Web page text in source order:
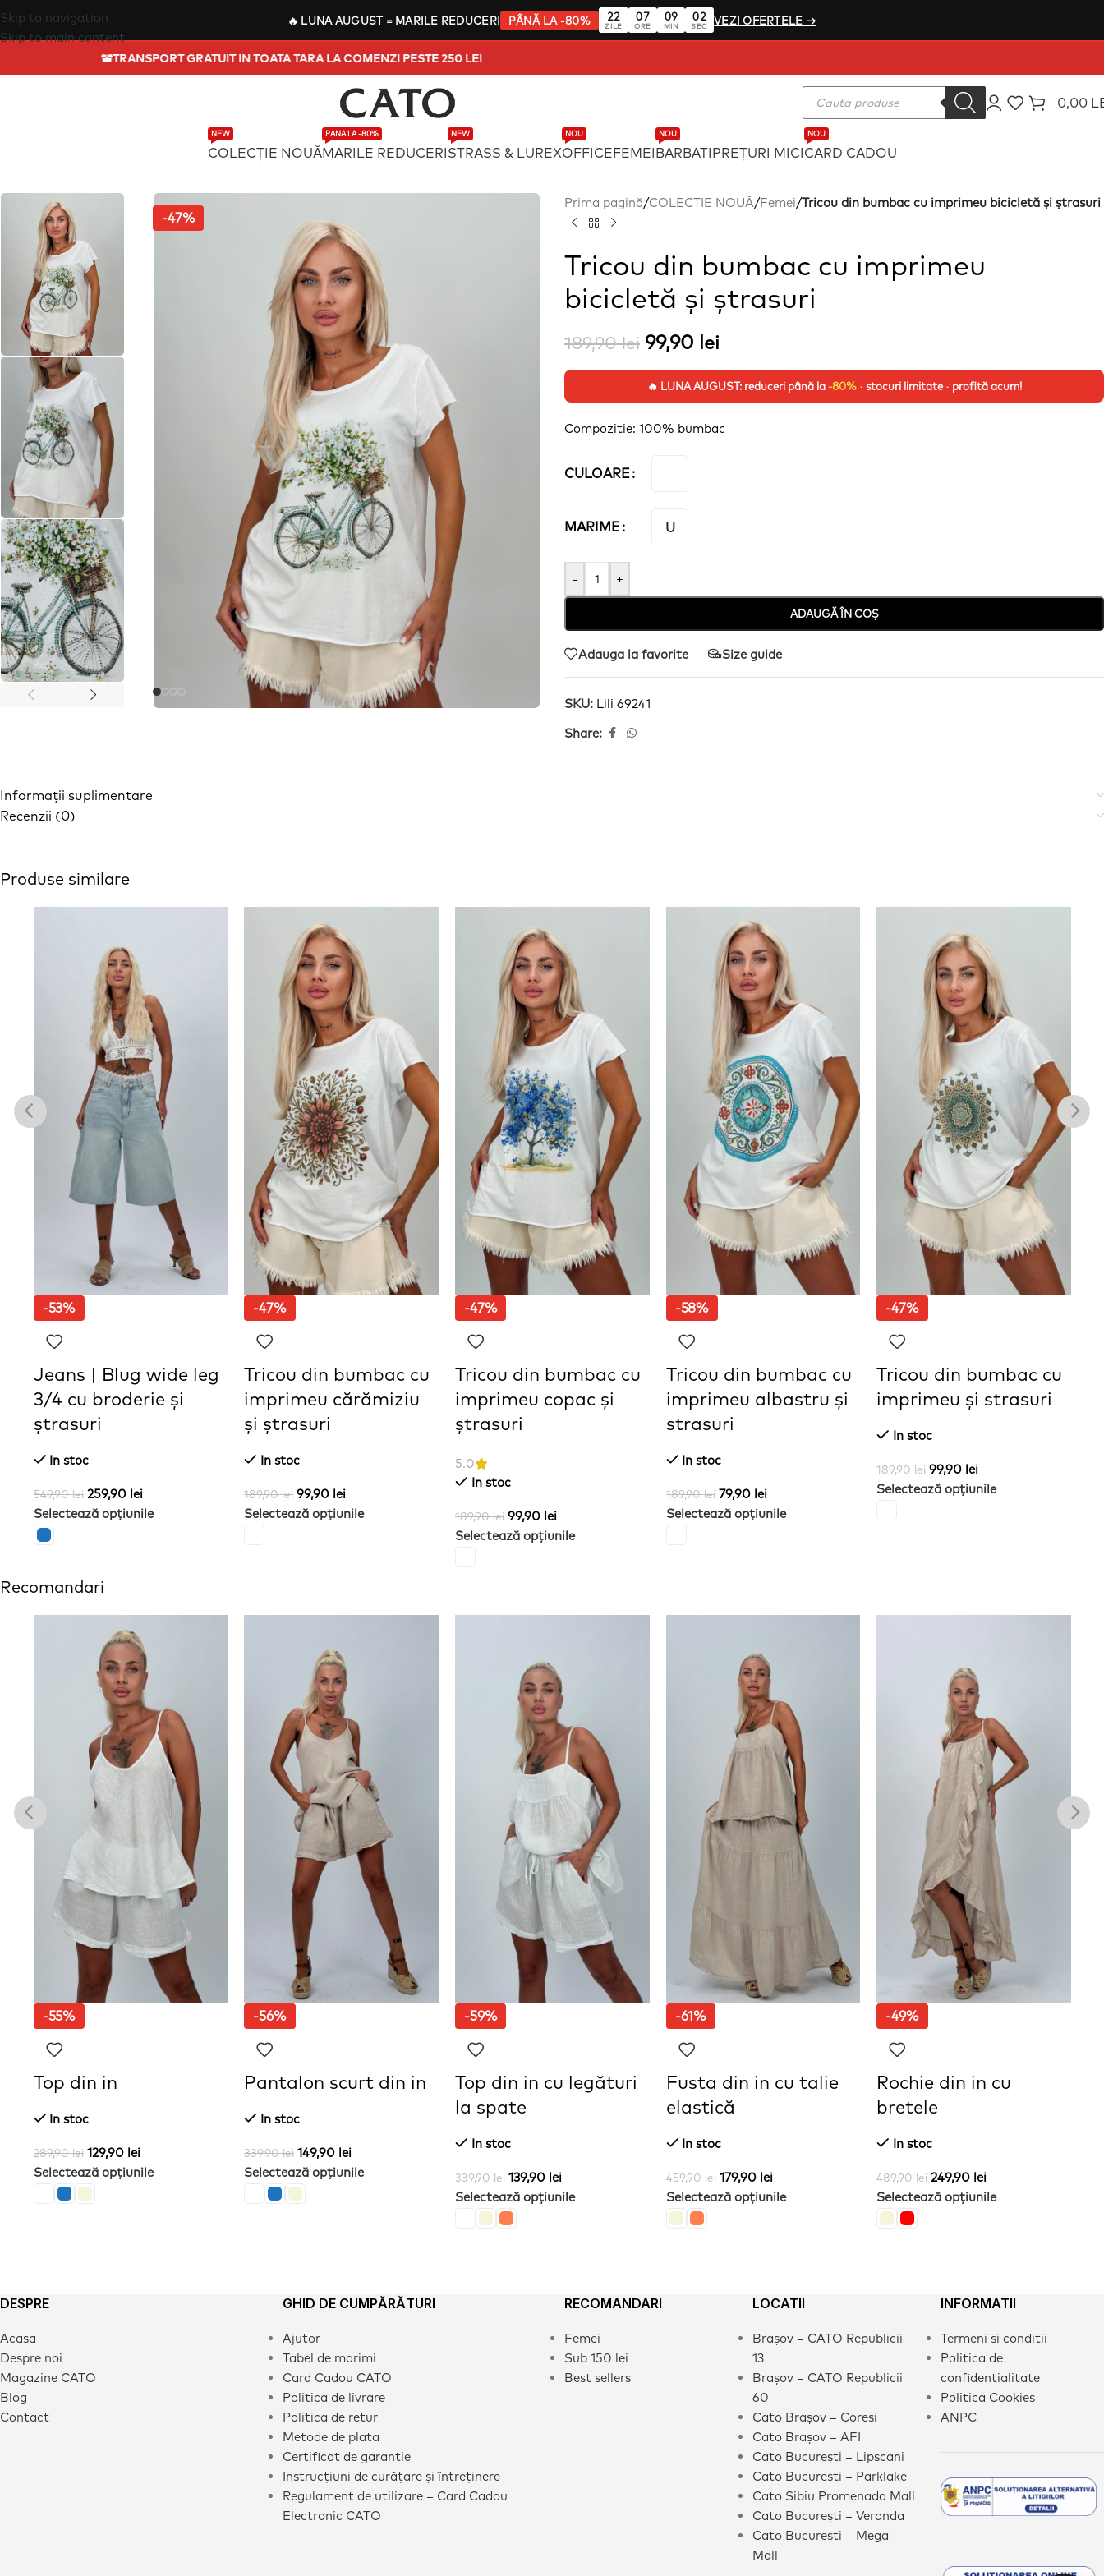
🔥 LUNA AUGUST= MARILE REDUCERI PÂNĂ LA -80% 22
ZILE
07
ORE
09
MIN
01
SEC VEZI OFERTELE →
Skip to navigation
Skip to main content
TRANSPORT GRATUIT IN TOATA TARA LA COMENZI PESTE 250 LEI
0,00
COLECȚIE NOUĂ
NEW
MARILE REDUCERI
PANA LA -80%
STRASS & LUREX
NEW
OFFICE
NOU
FEMEIBARBATI
NOU
PREȚURI MICICARD CADOU
NOU
-47%
Prima pagină/COLECȚIE NOUĂ/Femei/Tricou din bumbac cu imprimeu bicicletă și ștrasuri
Tricou din bumbac cu imprimeu
bicicletă și ștrasuri
189,90lei 99,90 lei
🔥 LUNA AUGUST: reduceri până la -80%· stocuri limitate · profită acum!
Compozitie: 100% bumbac
CULOARE
MARIME U
- +
ADAUGĂ ÎN COȘ
Adauga la favorite Size guide
SKU: Lili 69241
Share:
Informații suplimentare
Recenzii (0)
Produse similare
-53%
Jeans | Blug wide leg
3/4 cu broderie și
ștrasuri
In stoc
549,90lei 259,90 lei
Selectează opțiunile
-47%
Tricou din bumbac cu
imprimeu cărămiziu
și ștrasuri
In stoc
189,90lei 99,90 lei
Selectează opțiunile
-47%
Tricou din bumbac cu
imprimeu copac și
ștrasuri
5.0
In stoc
189,90lei 99,90 lei
Selectează opțiunile
-58%
Tricou din bumbac cu
imprimeu albastru și
strasuri
In stoc
189,90lei 79,90 lei
Selectează opțiunile
-47%
Tricou din bumbac cu
imprimeu și strasuri
In stoc
189,90lei 99,90 lei
Selectează opțiunile
Recomandari
-55%
Top din in
In stoc
289,90lei 129,90 lei
Selectează opțiunile
-56%
Pantalon scurt din in
In stoc
339,90lei 149,90 lei
Selectează opțiunile
-59%
Top din in cu legături
la spate
In stoc
339,90lei 139,90 lei
Selectează opțiunile
-61%
Fusta din in cu talie
elastică
In stoc
459,90lei 179,90 lei
Selectează opțiunile
-49%
Rochie din in cu
bretele
In stoc
489,90lei 249,90 lei
Selectează opțiunile
DESPRE
Acasa
Despre noi
Magazine CATO
Blog
Contact
GHID DE CUMPĂRĂTURI
Ajutor
Tabel de marimi
Card Cadou CATO
Politica de livrare
Politica de retur
Metode de plata
Certificat de garantie
Instrucțiuni de curățare și întreținere
Regulament de utilizare – Card Cadou
Electronic CATO
RECOMANDARI
Femei
Sub 150 lei
Best sellers
LOCATII
Brașov – CATO Republicii
13
Brașov – CATO Republicii
60
Cato Brașov – Coresi
Cato Brașov – AFI
Cato București – Lipscani
Cato București – Parklake
Cato Sibiu Promenada Mall
Cato București – Veranda
Cato București – Mega
Mall
INFORMATII
Termeni si conditii
Politica de
confidentialitate
Politica Cookies
ANPC